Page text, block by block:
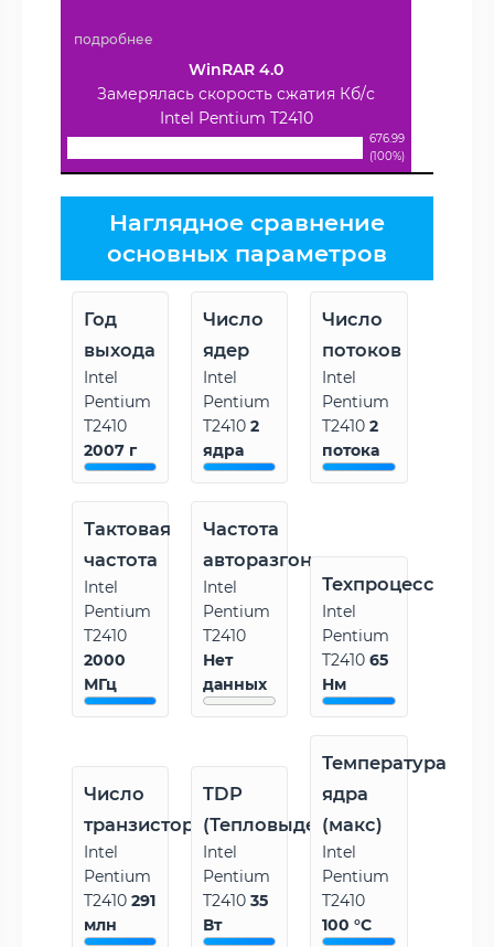
подробнее
WinRAR 4.0
Замерялась скорость сжатия Кб/с
Intel Pentium T2410
676.99
(100%)
Наглядное сравнение
основных параметров
Год
выхода
Intel
Pentium
T2410
2007 г
Число
ядер
Intel
Pentium
T24102
ядра
Число
потоков
Intel
Pentium
T24102
потока
Тактовая
частота
Intel
Pentium
T2410
2000
МГц
Частота
авторазгона
Intel
Pentium
T2410
Нет
данных
Техпроцесс
Intel
Pentium
T241065
Нм
Число
транзисторов
Intel
Pentium
T2410 291
млн
TDP
(Тепловыделение)
Intel
Pentium
T241035
Вт
Температура
ядра
(макс)
Intel
Pentium
T2410
100 °C